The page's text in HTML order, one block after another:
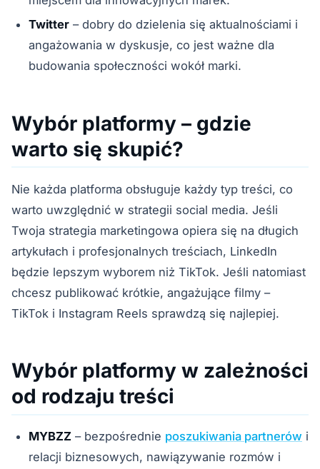
Twitter – dobry do dzielenia się aktualnościami i
angażowania w dyskusje, co jest ważne dla
budowania społeczności wokół marki.
Wybór platformy – gdzie
warto się skupić?
Nie każda platforma obsługuje każdy typ treści, co
warto uwzględnić w strategii social media. Jeśli
Twoja strategia marketingowa opiera się na długich
artykułach i profesjonalnych treściach, LinkedIn
będzie lepszym wyborem niż TikTok. Jeśli natomiast
chcesz publikować krótkie, angażujące filmy –
TikTok i Instagram Reels sprawdzą się najlepiej.
Wybór platformy w zależności
od rodzaju treści
MYBZZ – bezpośrednie poszukiwania partnerów i
relacji biznesowych, nawiązywanie rozmów i